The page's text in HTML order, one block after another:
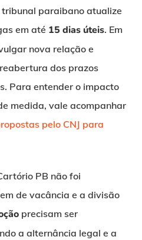
tribunal paraibano atualize
em até 15 dias úteis. Em
nova relação e
dos prazos
Para entender o impacto
medida, vale acompanhar
pelo CNJ para
PB não foi
de vacância e a divisão
precisam ser
a alternância legal e a